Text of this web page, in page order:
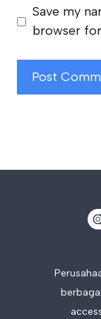
Save my
browser